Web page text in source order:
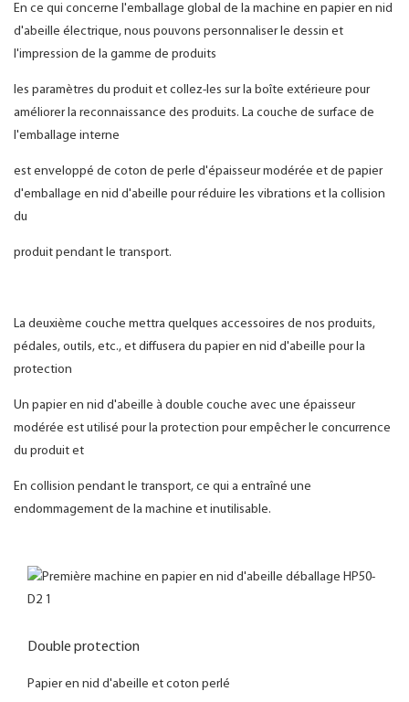
En ce qui concerne l'emballage global de la machine en papier en nid
d'abeille électrique, nous pouvons personnaliser le dessin et
l'impression de la gamme de produits
les paramètres du produit et collez-les sur la boîte extérieure pour
améliorer la reconnaissance des produits. La couche de surface de
l'emballage interne
est enveloppé de coton de perle d'épaisseur modérée et de papier
d'emballage en nid d'abeille pour réduire les vibrations et la collision
du
produit pendant le transport.
La deuxième couche mettra quelques accessoires de nos produits,
pédales, outils, etc., et diffusera du papier en nid d'abeille pour la
protection
Un papier en nid d'abeille à double couche avec une épaisseur
modérée est utilisé pour la protection pour empêcher le concurrence
du produit et
En collision pendant le transport, ce qui a entraîné une
endommagement de la machine et inutilisable.
Double protection
Papier en nid d'abeille et coton perlé